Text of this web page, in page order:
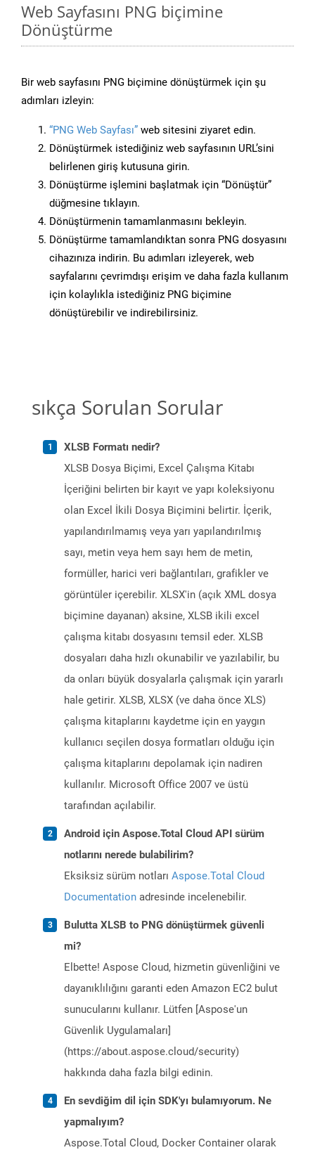
Web Sayfasını PNG biçimine
Dönüştürme
Bir web sayfasını PNG biçimine dönüştürmek için şu
adımları izleyin:
“PNG Web Sayfası” web sitesini ziyaret edin.
Dönüştürmek istediğiniz web sayfasının URL’sini
belirlenen giriş kutusuna girin.
Dönüştürme işlemini başlatmak için “Dönüştür”
düğmesine tıklayın.
Dönüştürmenin tamamlanmasını bekleyin.
Dönüştürme tamamlandıktan sonra PNG dosyasını
cihazınıza indirin. Bu adımları izleyerek, web
sayfalarını çevrimdışı erişim ve daha fazla kullanım
için kolaylıkla istediğiniz PNG biçimine
dönüştürebilir ve indirebilirsiniz.
sıkça Sorulan Sorular
XLSB Formatı nedir?
XLSB Dosya Biçimi, Excel Çalışma Kitabı
İçeriğini belirten bir kayıt ve yapı koleksiyonu
olan Excel İkili Dosya Biçimini belirtir. İçerik,
yapılandırılmamış veya yarı yapılandırılmış
sayı, metin veya hem sayı hem de metin,
formüller, harici veri bağlantıları, grafikler ve
görüntüler içerebilir. XLSX'in (açık XML dosya
biçimine dayanan) aksine, XLSB ikili excel
çalışma kitabı dosyasını temsil eder. XLSB
dosyaları daha hızlı okunabilir ve yazılabilir, bu
da onları büyük dosyalarla çalışmak için yararlı
hale getirir. XLSB, XLSX (ve daha önce XLS)
çalışma kitaplarını kaydetme için en yaygın
kullanıcı seçilen dosya formatları olduğu için
çalışma kitaplarını depolamak için nadiren
kullanılır. Microsoft Office 2007 ve üstü
tarafından açılabilir.
Android için Aspose.Total Cloud API sürüm
notlarını nerede bulabilirim?
Eksiksiz sürüm notları Aspose.Total Cloud
Documentation adresinde incelenebilir.
Bulutta XLSB to PNG dönüştürmek güvenli
mi?
Elbette! Aspose Cloud, hizmetin güvenliğini ve
dayanıklılığını garanti eden Amazon EC2 bulut
sunucularını kullanır. Lütfen [Aspose'un
Güvenlik Uygulamaları]
(https://about.aspose.cloud/security)
hakkında daha fazla bilgi edinin.
En sevdiğim dil için SDK'yı bulamıyorum. Ne
yapmalıyım?
Aspose.Total Cloud, Docker Container olarak